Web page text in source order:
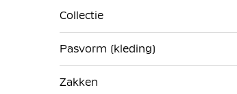
Collectie
Pasvorm (kleding)
Zakken